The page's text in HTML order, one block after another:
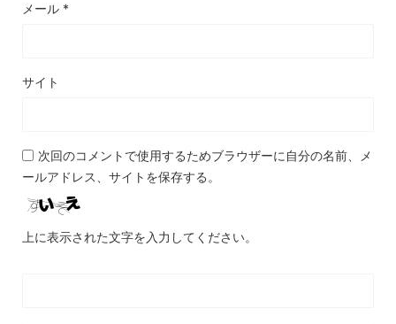
メール *
サイト
次回のコメントで使用するためブラウザーに自分の名前、メ
ールアドレス、サイトを保存する。
上に表示された文字を入力してください。